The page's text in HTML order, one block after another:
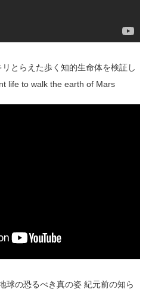
とらえた歩く知的生命体を検証し
life to walk the earth of Mars
球の恐るべき真の姿 紀元前の知ら